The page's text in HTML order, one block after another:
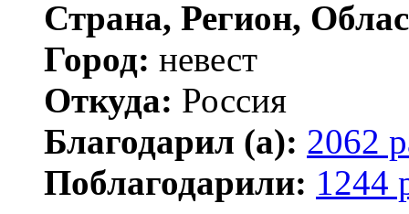
Страна, Регион,
Город: невест
Откуда: Россия
Благодарил (а): 2062
Поблагодарили: 1244